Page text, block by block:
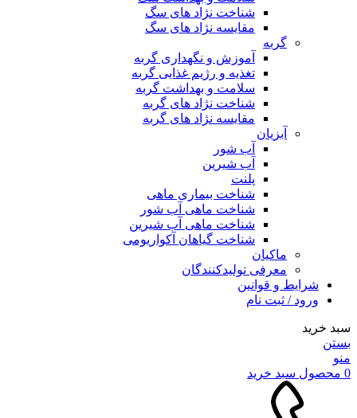
شناخت نژاد های سگ
مقایسه نژاد های سگ
گربه
آموزش و نگهداری گربه
تغذیه و رژیم غذایی گربه
سلامت و بهداشت گربه
شناخت نژاد های گربه
مقایسه نژاد های گربه
آبزیان
آب شور
آب شیرین
پلنت
شناخت بیماری ماهی
شناخت ماهی آب شور
شناخت ماهی آب شیرین
شناخت گیاهان آکواریومی
ماکیان
معرفی تولیدکنندگان
شرایط و قوانین
ورود / ثبت نام
سبد خرید
بستن
منو
0 محصول سبد خرید